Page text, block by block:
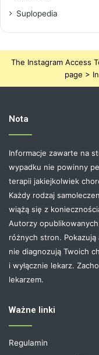
Suplopedia
The Instagram Access
page >
Nota
Informacje zawarte na
wypadku nie powinny
terapii jakiejkolwiek
Każdy rodzaj
wiążą się z
Autorzy
różnych stron.
nie diagnozują Twoich
i wyłącznie lekarz.
lekarzem.
Ważne linki
Regulamin